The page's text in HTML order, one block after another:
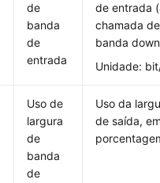
de
banda
de
entrada
de entrada
chamada
banda
Unidade:
Uso de
largura
de
banda
de
Uso da
de saída, em